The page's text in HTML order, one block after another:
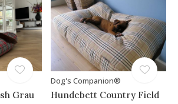
Grau
Dog's Companion®
Hundebett Country Field